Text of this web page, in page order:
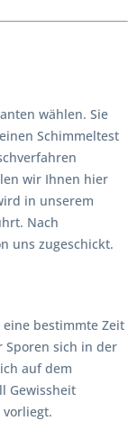
wählen. Sie
Schimmeltest
wir Ihnen hier
in unserem
Nach
uns zugeschickt.
bestimmte Zeit
Sporen sich in der
auf dem
Gewissheit